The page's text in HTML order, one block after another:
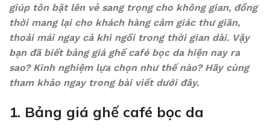
giúp tôn bật lên vẻ sang trọng cho không gian, đồng
thời mang lại cho khách hàng cảm giác thư giãn,
thoải mái ngay cả khi ngồi trong thời gian dài. Vậy
bạn đã biết bảng giá ghế café bọc da hiện nay ra
sao? Kinh nghiệm lựa chọn như thế nào? Hãy cùng
tham khảo ngay trong bài viết dưới đây.
1. Bảng giá ghế café bọc da